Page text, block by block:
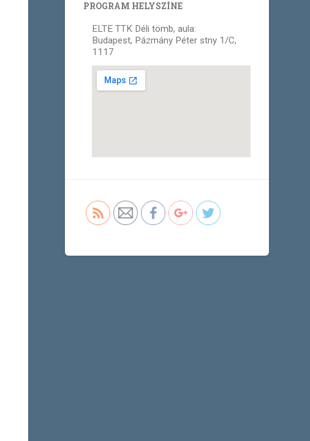
PROGRAM HELYSZÍNE
ELTE TTK Déli tömb, aula:
Budapest, Pázmány Péter stny 1/C,
1117